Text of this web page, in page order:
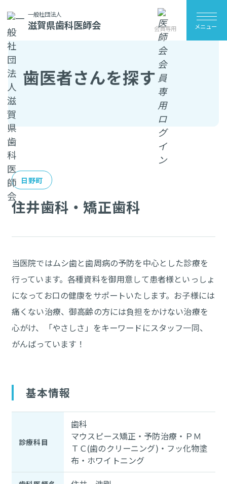
一般社団法人
滋賀県歯科医師会 会員専用 メニュー
TOP 歯医者さんを探す 住井歯科・矯正歯科
歯医者さんを探す
日野町
住井歯科・矯正歯科
当医院ではムシ歯と歯周病の予防を中心とした診療を
行っています。各種資料を御用意して患者様といっしょ
になってお口の健康をサポートいたします。お子様には
痛くない治療、御高齢の方には負担をかけない治療を
心がけ、「やさしさ」をキーワードにスタッフ一同、
がんばっています！
基本情報
診療科目
歯科
マウスピース矯正・予防治療・ＰＭ
ＴＣ(歯のクリーニング)・フッ化物塗
布・ホワイトニング